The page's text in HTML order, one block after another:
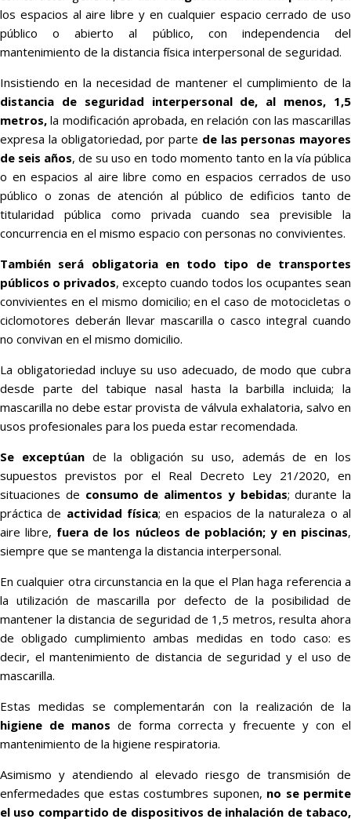
los espacios al aire libre y en cualquier espacio cerrado de uso
público o abierto al público, con independencia del
mantenimiento de la distancia física interpersonal de seguridad.
Insistiendo en la necesidad de mantener el cumplimiento de la
distancia de seguridad interpersonal de, al menos, 1,5
metros, la modificación aprobada, en relación con las mascarillas
expresa la obligatoriedad, por parte de las personas mayores
de seis años, de su uso en todo momento tanto en la vía pública
o en espacios al aire libre como en espacios cerrados de uso
público o zonas de atención al público de edificios tanto de
titularidad pública como privada cuando sea previsible la
concurrencia en el mismo espacio con personas no convivientes.
También será obligatoria en todo tipo de transportes
públicos o privados, excepto cuando todos los ocupantes sean
convivientes en el mismo domicilio; en el caso de motocicletas o
ciclomotores deberán llevar mascarilla o casco integral cuando
no convivan en el mismo domicilio.
La obligatoriedad incluye su uso adecuado, de modo que cubra
desde parte del tabique nasal hasta la barbilla incluida; la
mascarilla no debe estar provista de válvula exhalatoria, salvo en
usos profesionales para los pueda estar recomendada.
Se exceptúande la obligación su uso, además de en los
supuestos previstos por el Real Decreto Ley 21/2020, en
situaciones de consumo de alimentos y bebidas; durante la
práctica de actividad física; en espacios de la naturaleza o al
aire libre, fuera de los núcleos de población; y en piscinas,
siempre que se mantenga la distancia interpersonal.
En cualquier otra circunstancia en la que el Plan haga referencia a
la utilización de mascarilla por defecto de la posibilidad de
mantener la distancia de seguridad de 1,5 metros, resulta ahora
de obligado cumplimiento ambas medidas en todo caso: es
decir, el mantenimiento de distancia de seguridad y el uso de
mascarilla.
Estas medidas se complementarán con la realización de la
higiene de manos de forma correcta y frecuente y con el
mantenimiento de la higiene respiratoria.
Asimismo y atendiendo al elevado riesgo de transmisión de
enfermedades que estas costumbres suponen, no se permite
el uso compartido de dispositivos de inhalación de tabaco,